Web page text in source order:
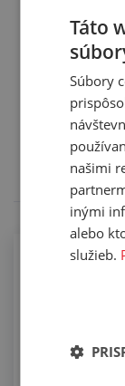
Služby
Tento
špecifikáciu
objednávke.
pomocou
Táto
Súbory
našimi
inými
alebo
služieb.